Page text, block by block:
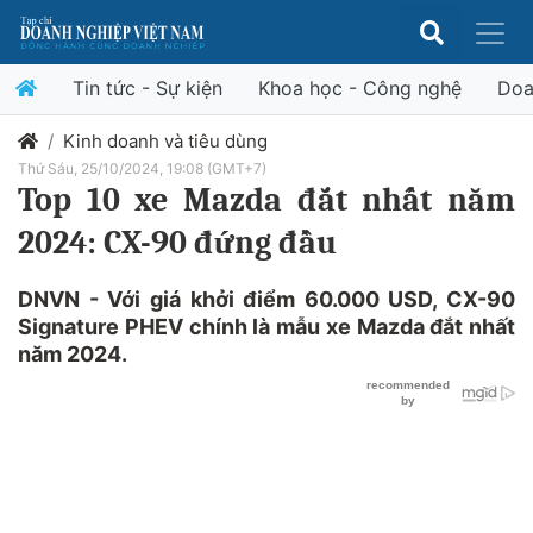
Tin tức - Sự kiện Khoa học - Công nghệ
Kinh doanh và tiêu dùng
Thứ Sáu, 25/10/2024, 19:08 (GMT+7)
Top 10 xe Mazda đắt nhất năm
2024: CX-90 đứng đầu
DNVN - Với giá khởi điểm 60.000 USD, CX-90
Signature PHEV chính là mẫu xe Mazda đắt nhất
năm 2024.